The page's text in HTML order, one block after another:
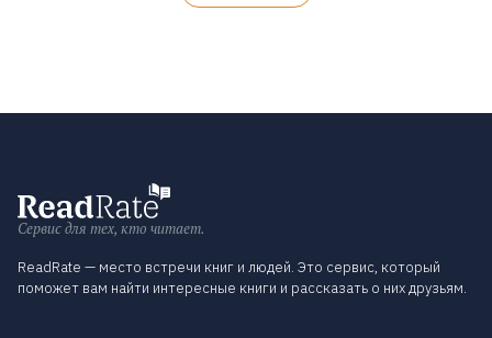
Сервис для тех, кто читает.
ReadRate — место встречи книг и людей. Это сервис, который
поможет вам найти интересные книги и рассказать о них друзьям.